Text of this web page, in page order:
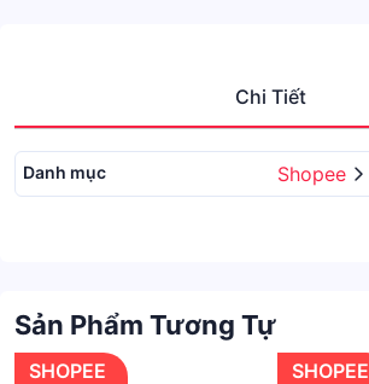
Chi Tiết
Danh mục Shopee
Sản Phẩm Tương Tự
SHOPEE SHOPEE